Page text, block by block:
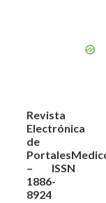
Revista
Electrónica
de
– ISSN
1886-
8924